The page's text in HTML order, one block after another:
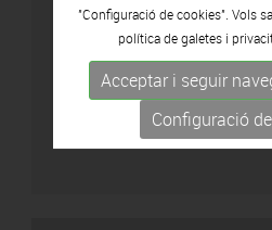
Accepto la política de
política)
"Configuració de cookies". Vols
política de galetes i
Acceptar i seguir
Configuració